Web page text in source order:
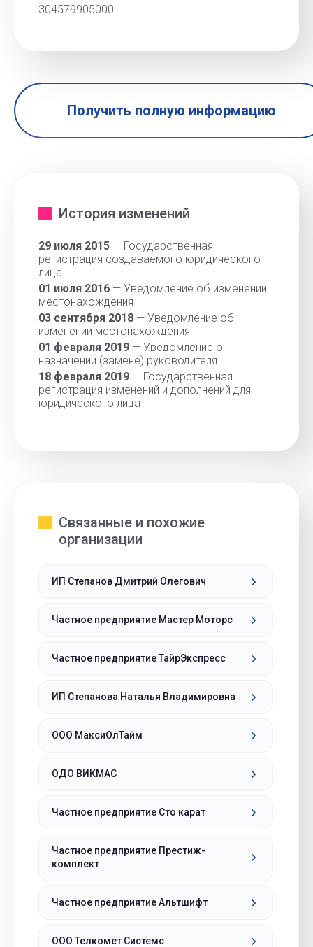
304579905000
Получить полную информацию
История изменений
29 июля 2015 — Государственная
регистрация создаваемого юридического
лица
01 июля 2016 — Уведомление об изменении
местонахождения
03 сентября 2018 — Уведомление об
изменении местонахождения
01 февраля 2019 — Уведомление о
назначении (замене) руководителя
18 февраля 2019 — Государственная
регистрация изменений и дополнений для
юридического лица
Связанные и похожие
организации
ИП Степанов Дмитрий Олегович
Частное предприятие Мастер Моторс
Частное предприятие ТайрЭкспресс
ИП Степанова Наталья Владимировна
ООО МаксиОлТайм
ОДО ВИКМАС
Частное предприятие Сто карат
Частное предприятие Престиж-
комплект
Частное предприятие Альтшифт
ООО Телкомет Системс